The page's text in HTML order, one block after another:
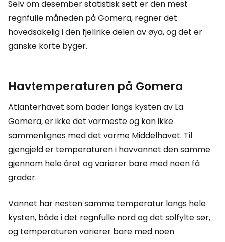
Selv om desember statistisk sett er den mest
regnfulle måneden på Gomera, regner det
hovedsakelig i den fjellrike delen av øya, og det er
ganske korte byger.
Havtemperaturen på Gomera
Atlanterhavet som bader langs kysten av La
Gomera, er ikke det varmeste og kan ikke
sammenlignes med det varme Middelhavet. Til
gjengjeld er temperaturen i havvannet den samme
gjennom hele året og varierer bare med noen få
grader.
Vannet har nesten samme temperatur langs hele
kysten, både i det regnfulle nord og det solfylte sør,
og temperaturen varierer bare med noen